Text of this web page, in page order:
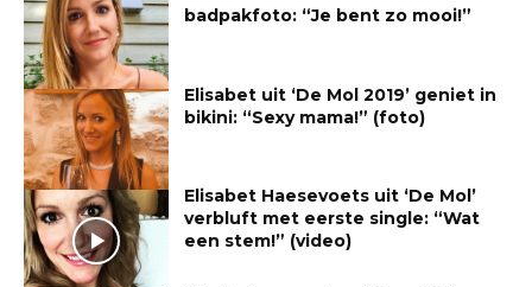
badpakfoto: “Je bent zo mooi!”
Elisabet uit ‘De Mol 2019’ geniet in
bikini: “Sexy mama!” (foto)
Elisabet Haesevoets uit ‘De Mol’
verbluft met eerste single: “Wat
een stem!” (video)